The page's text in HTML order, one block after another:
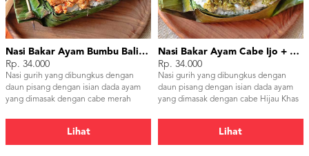
Nasi Bakar Ayam Bumbu Bali + Kerupuk
Rp. 34.000
Nasi gurih yang dibungkus dengan
daun pisang dengan isian dada ayam
yang dimasak dengan cabe merah
Lihat
Nasi Bakar Ayam Cabe Ijo + Kerupuk
Rp. 34.000
Nasi gurih yang dibungkus dengan
daun pisang dengan isian dada ayam
yang dimasak dengan cabe Hijau Khas
Lihat